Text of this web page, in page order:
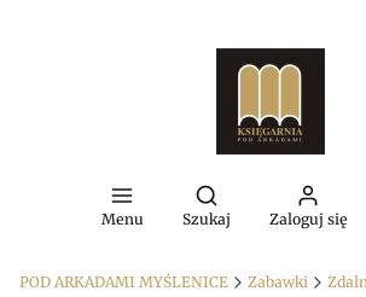
Menu
Otwórz
Szukaj Zaloguj się
POD ARKADAMI MYŚLENICE Zabawki